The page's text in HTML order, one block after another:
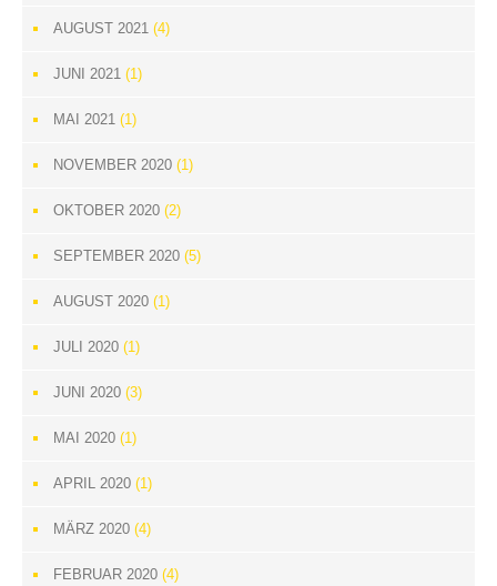
AUGUST 2021 (4)
JUNI 2021 (1)
MAI 2021 (1)
NOVEMBER 2020 (1)
OKTOBER 2020 (2)
SEPTEMBER 2020 (5)
AUGUST 2020 (1)
JULI 2020 (1)
JUNI 2020 (3)
MAI 2020 (1)
APRIL 2020 (1)
MÄRZ 2020 (4)
FEBRUAR 2020 (4)